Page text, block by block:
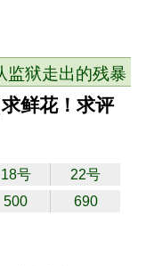
监狱走出的残暴
鲜花！求评
18号
22号
500 690